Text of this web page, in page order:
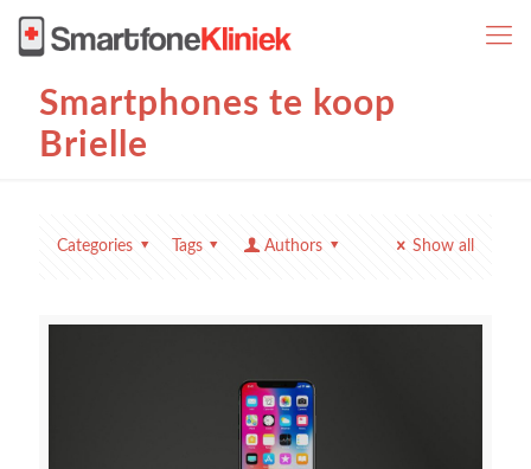
Smartphones te koop
Brielle
Categories Tags Authors Show all